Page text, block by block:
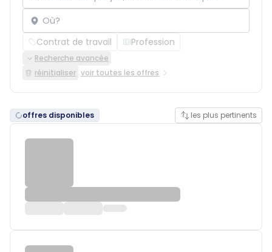
Localisation
Contrat de travail Profession
Recherche avancée
réinitialiser voir toutes les offres
offres disponibles les plus pertinents